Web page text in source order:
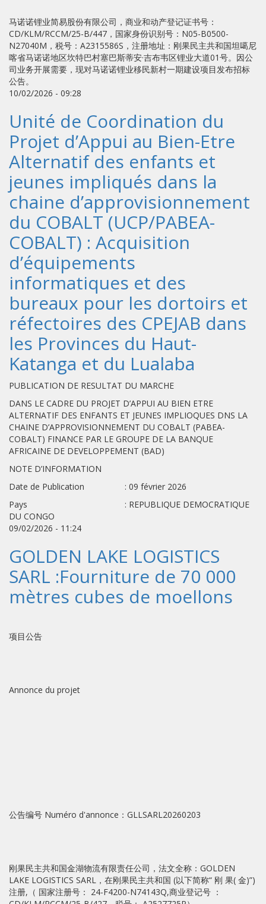
马诺诺锂业简易股份有限公司，商业和动产登记证书号：
CD/KLM/RCCM/25-B/447，国家身份识别号：N05-B0500-
N27040M，税号：A2315586S，注册地址：刚果民主共和国坦噶尼
喀省马诺诺地区坎特巴村塞巴斯蒂安·吉布韦区锂业大道01号。因公
司业务开展需要，现对马诺诺锂业移民新村一期建设项目发布招标
公告。
10/02/2026 - 09:28
Unité de Coordination du
Projet d’Appui au Bien-Etre
Alternatif des enfants et
jeunes impliqués dans la
chaine d’approvisionnement
du COBALT (UCP/PABEA-
COBALT) : Acquisition
d’équipements
informatiques et des
bureaux pour les dortoirs et
réfectoires des CPEJAB dans
les Provinces du Haut-
Katanga et du Lualaba
PUBLICATION DE RESULTAT DU MARCHE
DANS LE CADRE DU PROJET D’APPUI AU BIEN ETRE
ALTERNATIF DES ENFANTS ET JEUNES IMPLIOQUES DNS LA
CHAINE D’APPROVISIONNEMENT DU COBALT (PABEA-
COBALT) FINANCE PAR LE GROUPE DE LA BANQUE
AFRICAINE DE DEVELOPPEMENT (BAD)
NOTE D’INFORMATION
Date de Publication : 09 février 2026
Pays : REPUBLIQUE DEMOCRATIQUE
DU CONGO
09/02/2026 - 11:24
GOLDEN LAKE LOGISTICS
SARL :Fourniture de 70 000
mètres cubes de moellons
项目公告
Annonce du projet
公告编号 Numéro d'annonce：GLLSARL20260203
刚果民主共和国金湖物流有限责任公司，法文全称：GOLDEN
LAKE LOGISTICS SARL，在刚果民主共和国 (以下简称“ 刚 果( 金)”)
注册,（ 国家注册号： 24-F4200-N74143Q,商业登记号 ：